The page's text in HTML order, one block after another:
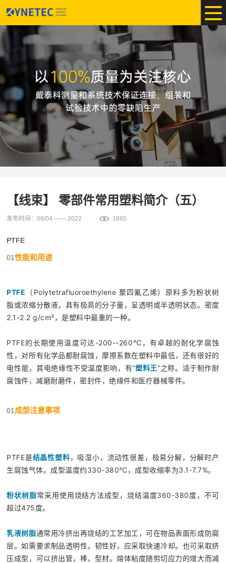
【线束】 零部件常用塑料简介（五）
发布时间：08/04 —— 2022 1885
PTFE
01性能和用途
PTFE （Polytetrafluoroethylene 聚四氟乙烯）原料多为粉状树
脂或浓缩分散液，具有极高的分子量，呈透明或半透明状态。密度
2.1-2.2 g/cm³，是塑料中最重的一种。
PTFE的长期使用温度可达-200--260℃，有卓越的耐化学腐蚀
性，对所有化学品都耐腐蚀，摩擦系数在塑料中最低，还有很好的
电性能，其电绝缘性不受温度影响，有“塑料王”之称。适于制作耐
腐蚀件，减磨耐磨件，密封件，绝缘件和医疗器械零件。
01 成型注意事项
PTFE是结晶性塑料，吸湿小，流动性很差，极易分解，分解时产
生腐蚀气体。成型温度约330-380℃，成型收缩率为3.1-7.7%。
粉状树脂常采用使用烧结方法成型，烧结温度360-380度，不可
超过475度。
乳液树脂通常用冷挤出再烧结的工艺加工，可在物品表面形成防腐
层。如需要求制品透明性，韧性好，应采取快速冷却。也可采取挤
压成型，可以挤出管，棒，型材。熔体粘度随剪切应力的增大而减